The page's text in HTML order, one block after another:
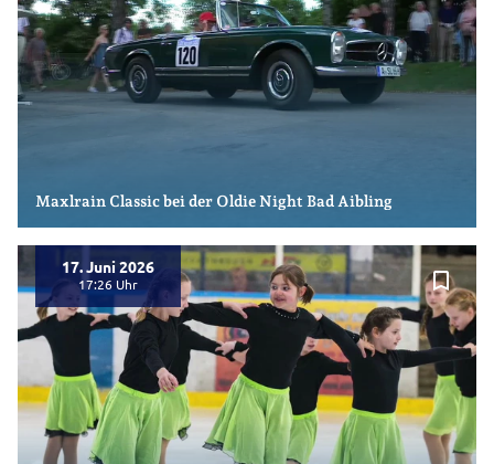
Maxlrain Classic bei der Oldie Night Bad Aibling
bookmark_border
17. Juni 2026
17:26